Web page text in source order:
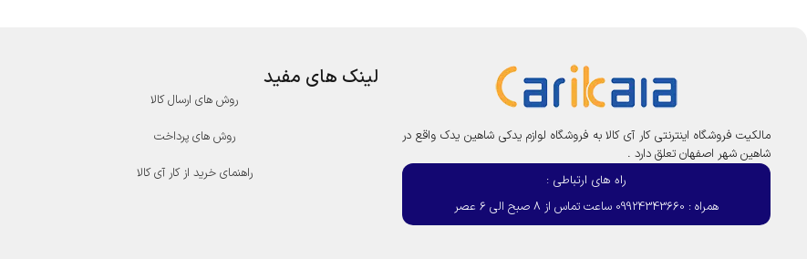
مالکیت فروشگاه اینترنتی کار آی کالا به فروشگاه لوازم یدکی شاهین یدک واقع در
شاهین شهر اصفهان تعلق دارد .
راه های ارتباطی :
همراه : 09924343660 ساعت تماس از 8 صبح الی 6 عصر
لینک های مفید
روش های ارسال کالا
روش های پرداخت
راهنمای خرید از کار آی کالا